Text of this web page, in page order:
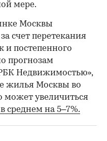
мере.
Москвы
счет перетекания
и постепенного
прогнозам
Недвижимостью»,
жилья Москвы во
может увеличиться
среднем на 5–7%.